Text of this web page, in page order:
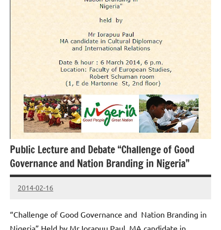
Public Lecture and Debate “Challenge of Good
Governance and Nation Branding in Nigeria”
2014-02-16
cestaf
“Challenge of Good Governance and Nation Branding in